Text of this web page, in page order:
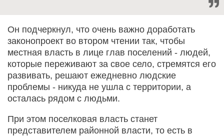
Он подчеркнул, что очень важно доработать
законопроект во втором чтении так, чтобы
местная власть в лице глав поселений - людей,
которые переживают за свое село, стремятся его
развивать, решают ежедневно людские
проблемы - никуда не ушла с территории, а
осталась рядом с людьми.
При этом поселковая власть станет
представителем районной власти, то есть в